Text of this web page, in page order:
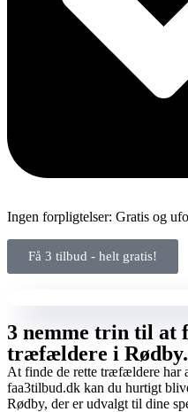
Ingen forpligtelser: Gratis og
Få 3 tilbud - helt gratis!
3 nemme trin til at
træfældere i Rødby.
At finde de rette træfældere har
faa3tilbud.dk kan du hurtigt
Rødby, der er udvalgt til dine